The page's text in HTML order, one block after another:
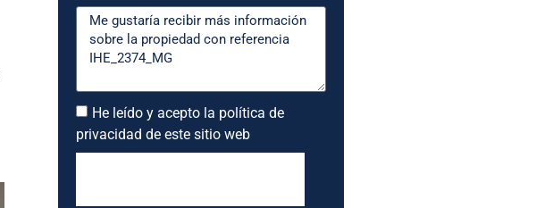
He leído y acepto la política de
privacidad de este sitio web